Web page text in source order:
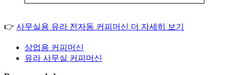
👉 사무실용 유라 전자동 커피머신 더 자세히 보기
상업용 커피머신
유라 사무실 커피머신